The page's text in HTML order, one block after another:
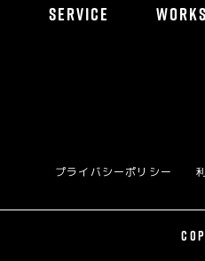
SERVICE WORKS
プライバシーポリシー